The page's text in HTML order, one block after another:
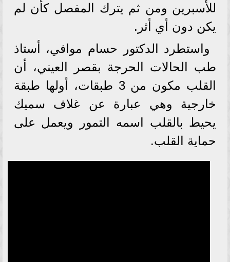
للأسبرين ومن ثم يترك المفصل كأن لم
يكن دون أي أثر.
واستطرد الدكتور حسام موافي، أستاذ
طب الحالات الحرجة بقصر العيني، أن
القلب مكون من 3 طبقات، أولها طبقة
خارجية وهي عبارة عن غلاف سميك
يحيط بالقلب اسمه التمور ويعمل على
حماية القلب.